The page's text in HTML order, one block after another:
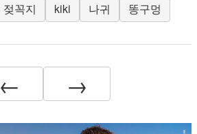
젖꼭지 kiki 나귀 똥구멍
← →